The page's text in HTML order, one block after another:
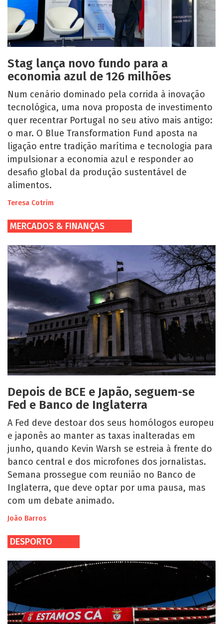
Stag lança novo fundo para a
economia azul de 126 milhões
Num cenário dominado pela corrida à inovação
tecnológica, uma nova proposta de investimento
quer recentrar Portugal no seu ativo mais antigo:
o mar. O Blue Transformation Fund aposta na
ligação entre tradição marítima e tecnologia para
impulsionar a economia azul e responder ao
desafio global da produção sustentável de
alimentos.
Teresa Cotrim
MERCADOS & FINANÇAS
Depois de BCE e Japão, seguem-se
Fed e Banco de Inglaterra
A Fed deve destoar dos seus homólogos europeu
e japonês ao manter as taxas inalteradas em
junho, quando Kevin Warsh se estreia à frente do
banco central e dos microfones dos jornalistas.
Semana prossegue com reunião no Banco de
Inglaterra, que deve optar por uma pausa, mas
com um debate animado.
João Barros
DESPORTO